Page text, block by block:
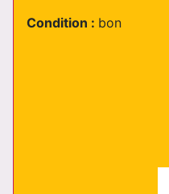
Condition : bon